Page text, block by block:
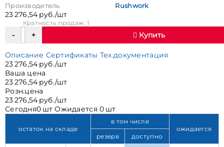
Производитель
Rushwork
23 276,54 руб./шт
Кратность продаж: 1
Купить
Описание Сертификаты Тех.документация
23 276,54 руб./шт
Ваша цена
23 276,54 руб./шт
Розн.цена
23 276,54 руб./шт
Сегодня0 шт Ожидается 0 шт
остаток на складе
в том числе
ожидается
резерв
доступно